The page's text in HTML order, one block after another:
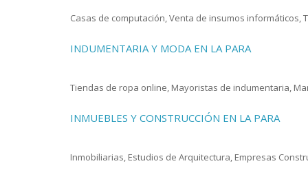
Casas de computación, Venta de insumos informáticos,
INDUMENTARIA Y MODA EN LA PARA
Tiendas de ropa online, Mayoristas de indumentaria,
INMUEBLES Y CONSTRUCCIÓN EN LA PARA
Inmobiliarias, Estudios de Arquitectura, Empresas